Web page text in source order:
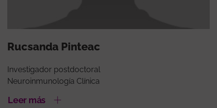
Rucsanda Pinteac
Investigador postdoctoral
Neuroinmunología Clínica
Leer más